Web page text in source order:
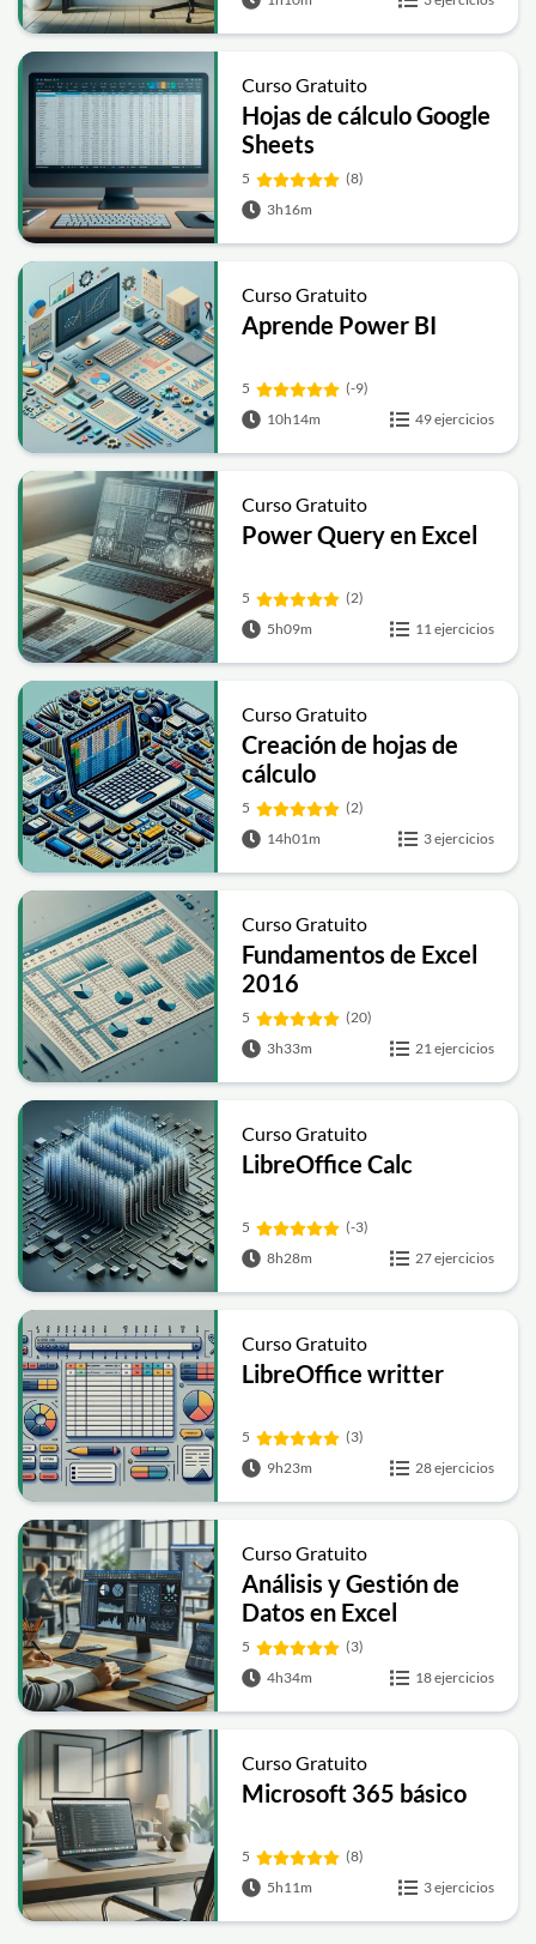
Curso Gratuito
Hojas de cálculo Google
Sheets
5
(8)
3h16m
Curso Gratuito
Aprende Power BI
5
(-9)
10h14m
49 ejercicios
Curso Gratuito
Power Query en Excel
5
(2)
5h09m
11 ejercicios
Curso Gratuito
Creación de hojas de
cálculo
5
(2)
14h01m
3 ejercicios
Curso Gratuito
Fundamentos de Excel
2016
5
(20)
3h33m
21 ejercicios
Curso Gratuito
LibreOffice Calc
5
(-3)
8h28m
27 ejercicios
Curso Gratuito
LibreOffice writter
5
(3)
9h23m
28 ejercicios
Curso Gratuito
Análisis y Gestión de
Datos en Excel
5
(3)
4h34m
18 ejercicios
Curso Gratuito
Microsoft 365 básico
5
(8)
5h11m
3 ejercicios